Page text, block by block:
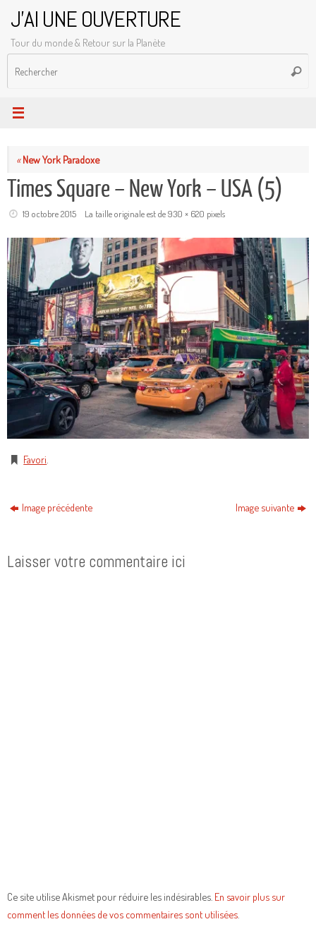
contenu
J'AI UNE OUVERTURE
Tour du monde & Retour sur la Planète
«New York Paradoxe
Times Square – New York – USA (5)
19 octobre 2015 La taille originale est de930 × 620 pixels
Favori
Image précédente Image suivante
Laisser votre commentaire ici
Ce site utilise Akismet pour réduire les indésirables. En savoir plus sur
comment les données de vos commentaires sont utilisées